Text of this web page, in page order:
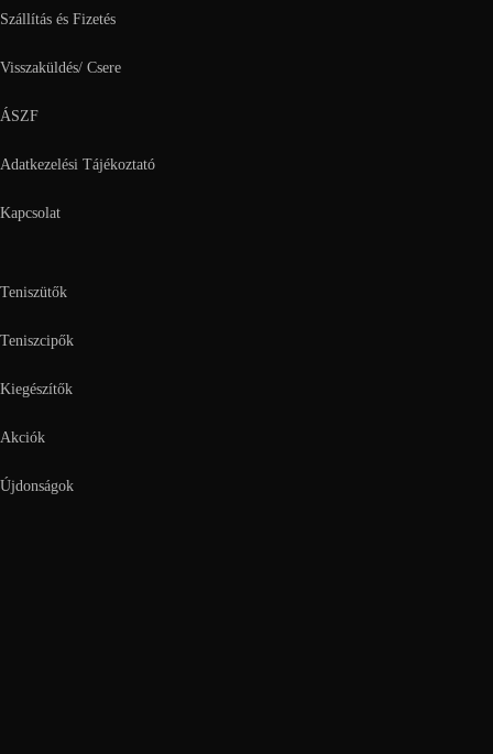
Szállítás és Fizetés
Visszaküldés/ Csere
ÁSZF
Adatkezelési Tájékoztató
Kapcsolat
Teniszütők
Teniszcipők
Kiegészítők
Akciók
Újdonságok